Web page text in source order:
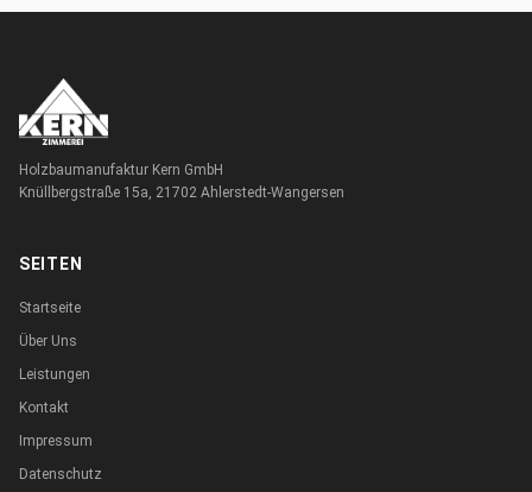
Holzbaumanufaktur Kern GmbH
Knüllbergstraße 15a, 21702 Ahlerstedt-Wangersen
SEITEN
Startseite
Über Uns
Leistungen
Kontakt
Impressum
Datenschutz